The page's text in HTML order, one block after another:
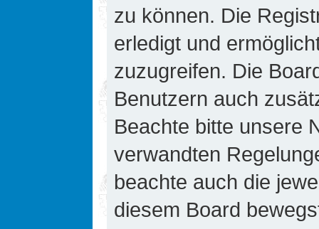
zu können. Die
erledigt und
zuzugreifen. Die
Benutzern auch
Beachte bitte unsere
verwandten
beachte auch die
diesem Board